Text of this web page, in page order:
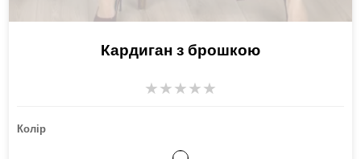
Кардиган з брошкою
★★★★★
Колір